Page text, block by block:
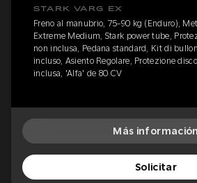
STARK VARG EX
Freno al manubrio, 75-90 kg (Enduro),
Extreme Medium, Stark power tube,
non inclusa, Pedana standard, Kit di
incluso, Asiento Regolare, Protezione
inclusa, 'Alfa' de 80 CV
Más información
Solicitar